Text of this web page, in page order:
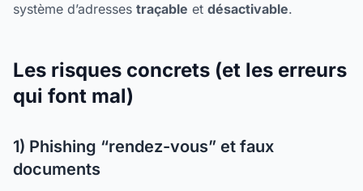
système d’adresses traçable et désactivable.
Les risques concrets (et les erreurs
qui font mal)
1) Phishing “rendez-vous” et faux
documents